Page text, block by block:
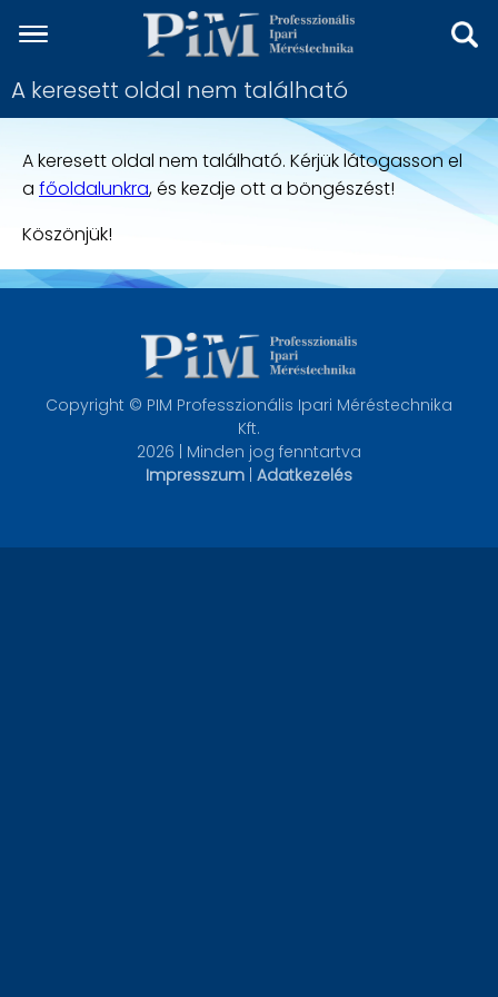
A keresett oldal nem található
A keresett oldal nem található. Kérjük látogasson el
a főoldalunkra, és kezdje ott a böngészést!
Köszönjük!
Copyright © PIM Professzionális Ipari Méréstechnika
Kft.
2026 | Minden jog fenntartva
Impresszum Adatkezelés